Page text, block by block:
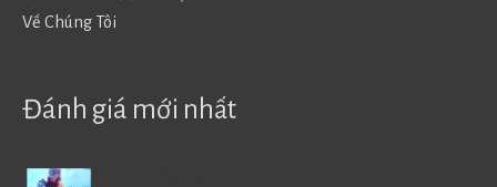
Về Chúng Tôi
Đánh giá mới nhất